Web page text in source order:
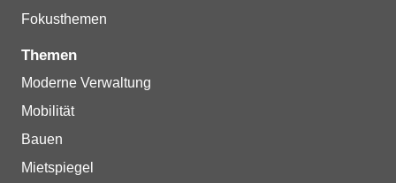
Fokusthemen
Themen
Moderne Verwaltung
Mobilität
Bauen
Mietspiegel